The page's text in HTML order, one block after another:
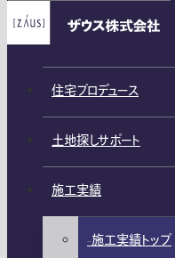
住宅プロデュース
土地探しサポート
施工実績
施工実績トップ